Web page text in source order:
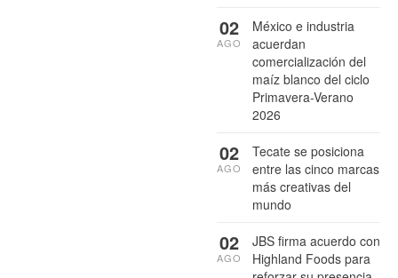
México e industria
acuerdan
comercialización del
maíz blanco del ciclo
Primavera-Verano
2026
02
AGO
Tecate se posiciona
entre las cinco marcas
más creativas del
mundo
02
AGO
JBS firma acuerdo con
Highland Foods para
02
AGO